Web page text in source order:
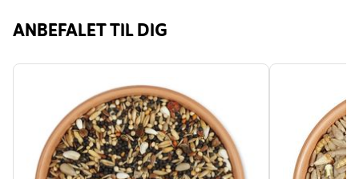
ANBEFALET TIL DIG